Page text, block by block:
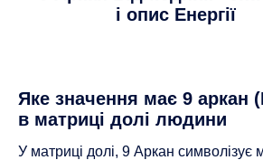
і опис Енергії
Яке значення має 9 аркан
в матриці долі людини
У матриці долі, 9 Аркан символізує